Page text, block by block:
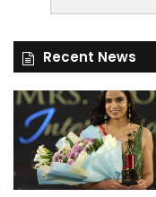
Recent News